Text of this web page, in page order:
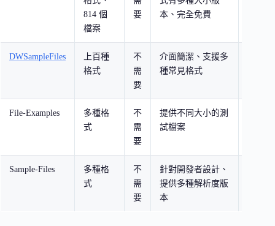
814 個
檔案
要
本、完全免費
DWSampleFiles
上百種
格式
不
需
要
介面簡潔、支援多
種常見格式
File-Examples
多種格
式
不
需
要
提供不同大小的測
試檔案
Sample-Files
多種格
式
不
需
要
針對開發者設計、
提供多種解析度版
本